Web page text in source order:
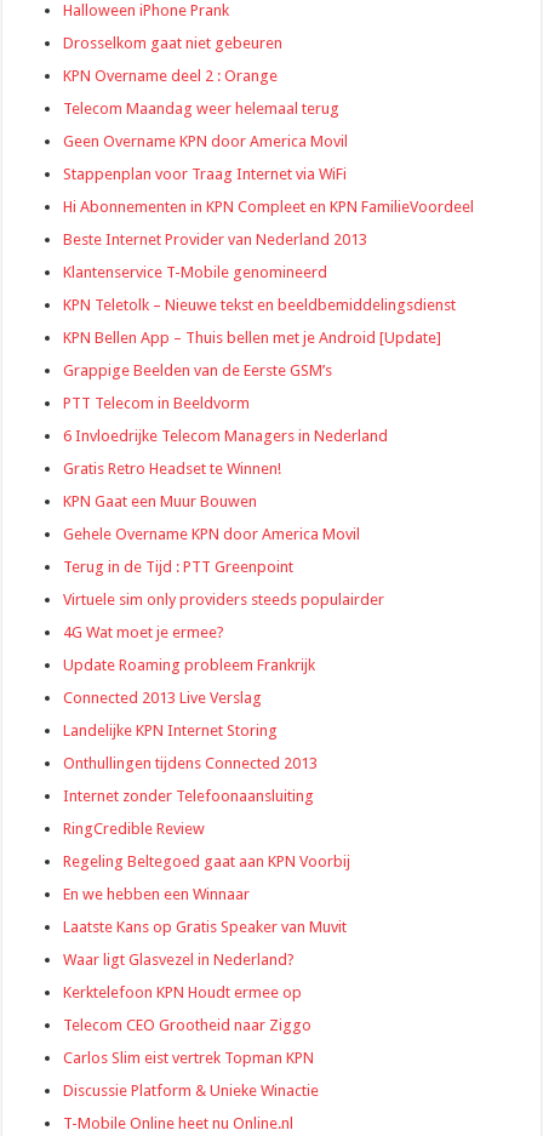
Halloween iPhone Prank
Drosselkom gaat niet gebeuren
KPN Overname deel 2 : Orange
Telecom Maandag weer helemaal terug
Geen Overname KPN door America Movil
Stappenplan voor Traag Internet via WiFi
Hi Abonnementen in KPN Compleet en KPN FamilieVoordeel
Beste Internet Provider van Nederland 2013
Klantenservice T-Mobile genomineerd
KPN Teletolk – Nieuwe tekst en beeldbemiddelingsdienst
KPN Bellen App – Thuis bellen met je Android [Update]
Grappige Beelden van de Eerste GSM’s
PTT Telecom in Beeldvorm
6 Invloedrijke Telecom Managers in Nederland
Gratis Retro Headset te Winnen!
KPN Gaat een Muur Bouwen
Gehele Overname KPN door America Movil
Terug in de Tijd : PTT Greenpoint
Virtuele sim only providers steeds populairder
4G Wat moet je ermee?
Update Roaming probleem Frankrijk
Connected 2013 Live Verslag
Landelijke KPN Internet Storing
Onthullingen tijdens Connected 2013
Internet zonder Telefoonaansluiting
RingCredible Review
Regeling Beltegoed gaat aan KPN Voorbij
En we hebben een Winnaar
Laatste Kans op Gratis Speaker van Muvit
Waar ligt Glasvezel in Nederland?
Kerktelefoon KPN Houdt ermee op
Telecom CEO Grootheid naar Ziggo
Carlos Slim eist vertrek Topman KPN
Discussie Platform & Unieke Winactie
T-Mobile Online heet nu Online.nl